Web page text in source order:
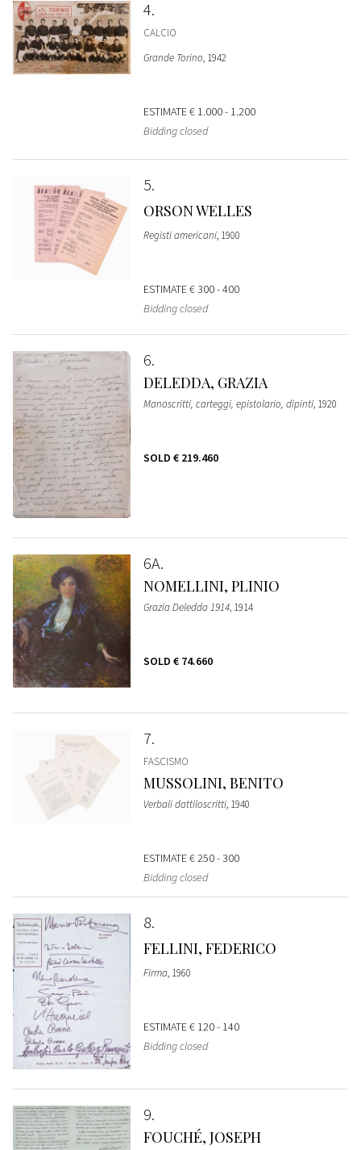
4
CALCIO
Grande Torino, 1942
ESTIMATE€ 1.000 - 1.200
Bidding closed
5
ORSON WELLES
Registi americani, 1900
ESTIMATE€ 300 - 400
Bidding closed
6
DELEDDA, GRAZIA
Manoscritti, carteggi, epistolario, dipinti, 1920
SOLD € 219.460
6A
NOMELLINI, PLINIO
Grazia Deledda 1914, 1914
SOLD € 74.660
7
FASCISMO
MUSSOLINI, BENITO
Verbali dattiloscritti, 1940
ESTIMATE€ 250 - 300
Bidding closed
8
FELLINI, FEDERICO
Firma, 1960
ESTIMATE€ 120 - 140
Bidding closed
9
FOUCHÉ, JOSEPH